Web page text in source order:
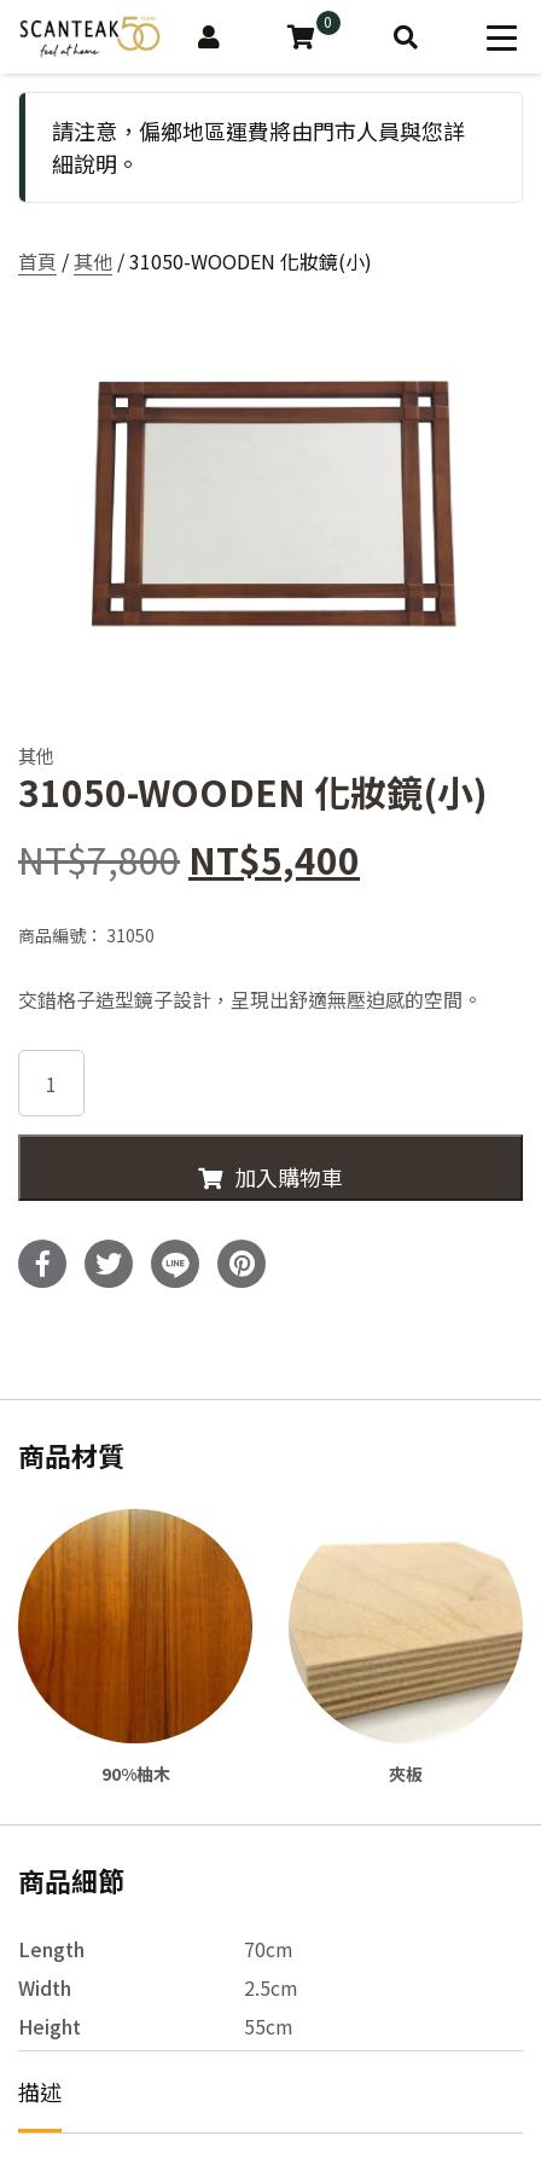
0
請注意，偏鄉地區運費將由門市人員與您詳
細說明。
首頁 /其他 / 31050-WOODEN 化妝鏡(小)
其他
31050-WOODEN 化妝鏡(小)
NT$7,800 原
格：
NT$5,400
格：
商品編號： 31050
交錯格子造型鏡子設計，呈現出舒適無壓迫感的空間。
31050-
WOODEN
化
(小)
數
量
加入購物車
商品材質
90%柚木 夾板
商品細節
Length
70cm
Width
2.5cm
Height
55cm
描述